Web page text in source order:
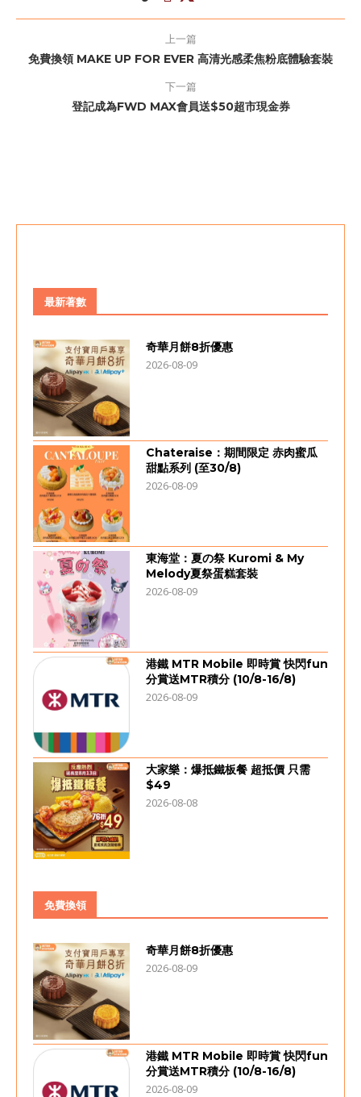
上一篇
免費換領 MAKE UP FOR EVER 高清光感柔焦粉底體驗套裝
下一篇
登記成為FWD MAX會員送$50超市現金券
最新著數
奇華月餅8折優惠
2026-08-09
Chateraise：期間限定 赤肉蜜瓜
甜點系列 (至30/8)
2026-08-09
東海堂：夏の祭 Kuromi & My
Melody夏祭蛋糕套裝
2026-08-09
港鐵 MTR Mobile 即時賞 快閃fun
分賞送MTR積分 (10/8-16/8)
2026-08-09
大家樂：爆抵鐵板餐 超抵價 只需
$49
2026-08-08
免費換領
奇華月餅8折優惠
2026-08-09
港鐵 MTR Mobile 即時賞 快閃fun
分賞送MTR積分 (10/8-16/8)
2026-08-09